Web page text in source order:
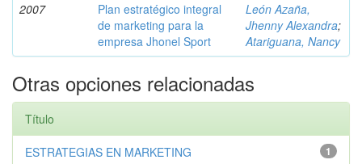
2007
Plan estratégico integral
de marketing para la
empresa Jhonel Sport
León Azaña,
Jhenny Alexandra;
Atariguana, Nancy
Otras opciones relacionadas
Título
1
ESTRATEGIAS EN MARKETING